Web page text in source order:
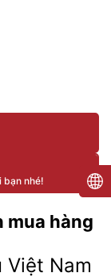
bạn nhé!
mua hàng
Việt Nam